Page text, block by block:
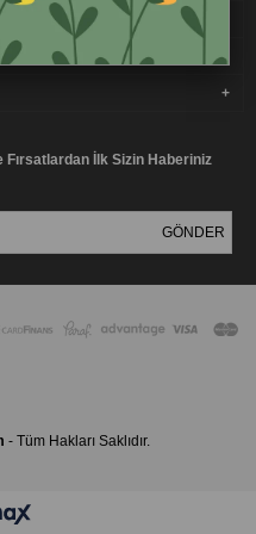
İlk Sizin Haberiniz
GÖNDER
- Tüm Hakları Saklıdır.